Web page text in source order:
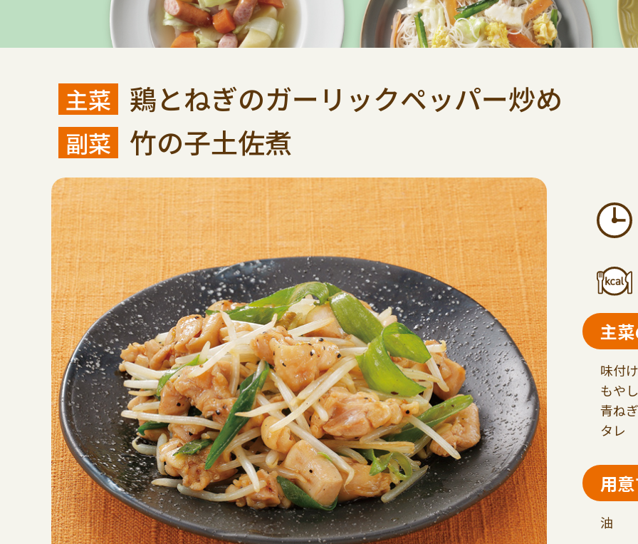
鶏とねぎのガーリックペッパー炒め
竹の子土佐煮
主
味付
も
青
タ
用
油